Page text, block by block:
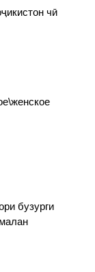
чӣ
бузурги